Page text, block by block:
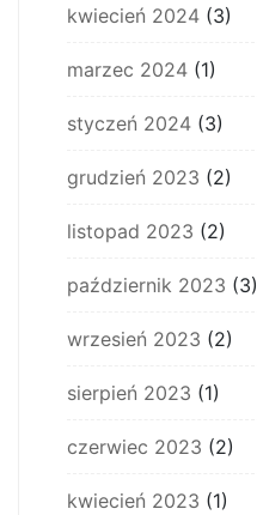
kwiecień 2024 (3)
marzec 2024 (1)
styczeń 2024 (3)
grudzień 2023 (2)
listopad 2023 (2)
październik 2023 (3)
wrzesień 2023 (2)
sierpień 2023 (1)
czerwiec 2023 (2)
kwiecień 2023 (1)